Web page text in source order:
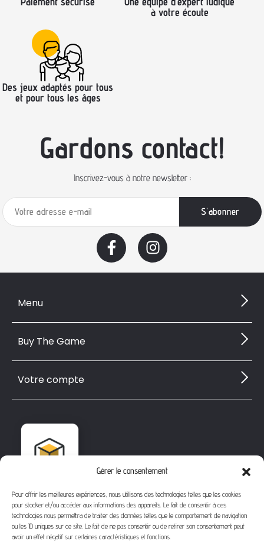
Gérer le consentement
Pour offrir les meilleures expériences, nous utilisons des technologies telles que les cookies
pour stocker et/ou accéder aux informations des appareils. Le fait de consentir à ces
technologies nous permettra de traiter des données telles que le comportement de navigation
ou les ID uniques sur ce site. Le fait de ne pas consentir ou de retirer son consentement peut
avoir un effet négatif sur certaines caractéristiques et fonctions.
à votre écoute
Des jeux adaptés pour tous
et pour tous les âges
Gardons contact!
Inscrivez-vous à notre newsletter :
Menu
Buy The Game
Votre compte